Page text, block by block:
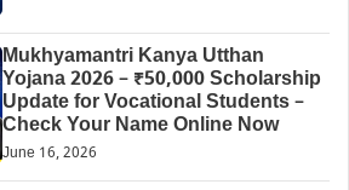
Mukhyamantri Kanya Utthan
Yojana 2026 – ₹50,000 Scholarship
Update for Vocational Students –
Check Your Name Online Now
June 16, 2026